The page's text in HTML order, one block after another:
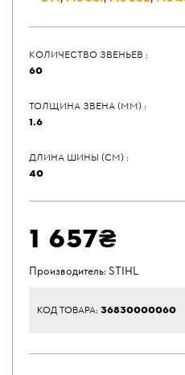
КОЛИЧЕСТВО ЗВЕНЬЕВ :
60
ТОЛЩИНА ЗВЕНА (ММ) :
1.6
ДЛИНА ШИНЫ (СМ) :
40
1 657₴
Производитель:STIHL
КОД ТОВАРА: 36830000060